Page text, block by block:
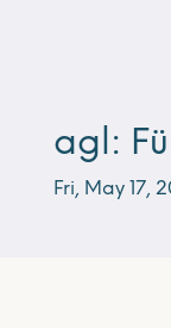
agl:
Fri, May 17,